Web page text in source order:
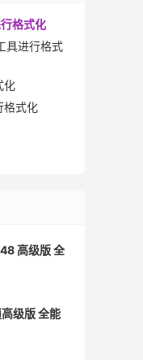
格式化
具进行格式
化
格式化
高级版 全
级版 全能